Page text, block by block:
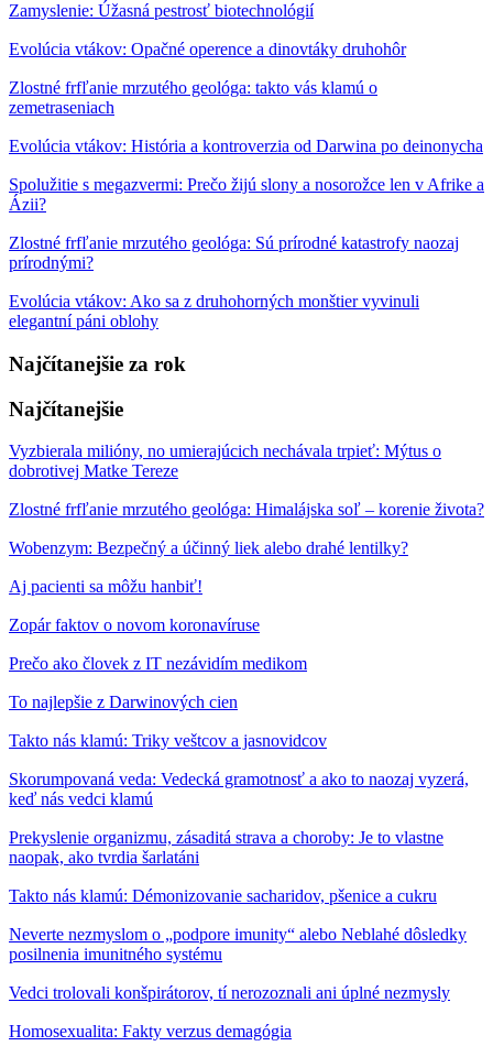
Zamyslenie: Úžasná pestrosť biotechnológií
Evolúcia vtákov: Opačné operence a dinovtáky druhohôr
Zlostné frfľanie mrzutého geológa: takto vás klamú o
zemetraseniach
Evolúcia vtákov: História a kontroverzia od Darwina po deinonycha
Spolužitie s megazvermi: Prečo žijú slony a nosorožce len v Afrike a
Ázii?
Zlostné frfľanie mrzutého geológa: Sú prírodné katastrofy naozaj
prírodnými?
Evolúcia vtákov: Ako sa z druhohorných monštier vyvinuli
elegantní páni oblohy
Najčítanejšie za rok
Najčítanejšie
Vyzbierala milióny, no umierajúcich nechávala trpieť: Mýtus o
dobrotivej Matke Tereze
Zlostné frfľanie mrzutého geológa: Himalájska soľ – korenie života?
Wobenzym: Bezpečný a účinný liek alebo drahé lentilky?
Aj pacienti sa môžu hanbiť!
Zopár faktov o novom koronavíruse
Prečo ako človek z IT nezávidím medikom
To najlepšie z Darwinových cien
Takto nás klamú: Triky veštcov a jasnovidcov
Skorumpovaná veda: Vedecká gramotnosť a ako to naozaj vyzerá,
keď nás vedci klamú
Prekyslenie organizmu, zásaditá strava a choroby: Je to vlastne
naopak, ako tvrdia šarlatáni
Takto nás klamú: Démonizovanie sacharidov, pšenice a cukru
Neverte nezmyslom o „podpore imunity“ alebo Neblahé dôsledky
posilnenia imunitného systému
Vedci trolovali konšpirátorov, tí nerozoznali ani úplné nezmysly
Homosexualita: Fakty verzus demagógia